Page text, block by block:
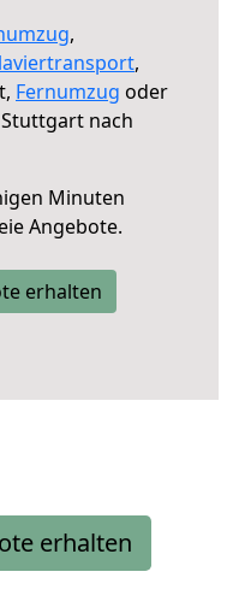
,
,
Fernumzug oder
nach
Minuten
Angebote.
erhalten
erhalten